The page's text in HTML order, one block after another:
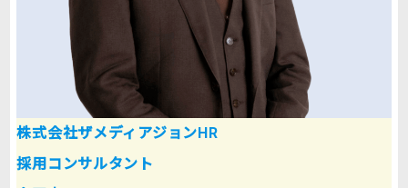
株式会社ザメディアジョンHR
採用コンサルタント